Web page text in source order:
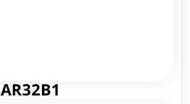
AR32B1